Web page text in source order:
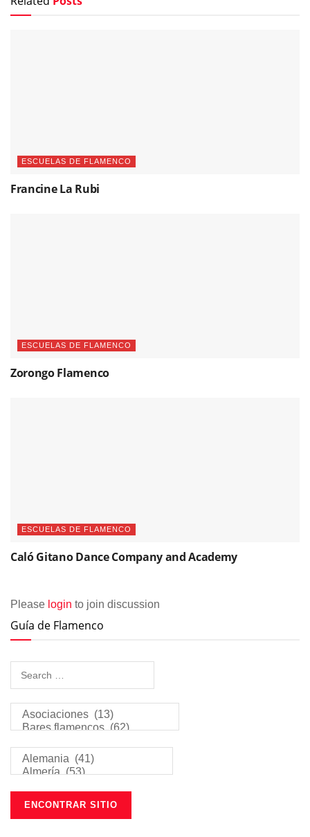
ESCUELAS DE FLAMENCO
Francine La Rubi
ESCUELAS DE FLAMENCO
Zorongo Flamenco
ESCUELAS DE FLAMENCO
Caló Gitano Dance Company and Academy
Please login to join discussion
Guía de Flamenco